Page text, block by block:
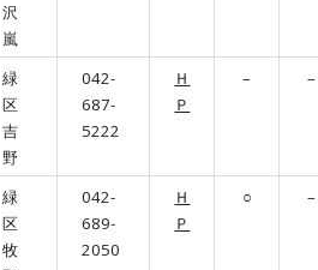
沢
嵐
緑
区
吉
野
042-
687-
5222
Ｈ
Ｐ
– –
緑
区
牧
042-
689-
2050
Ｈ
Ｐ
○ –